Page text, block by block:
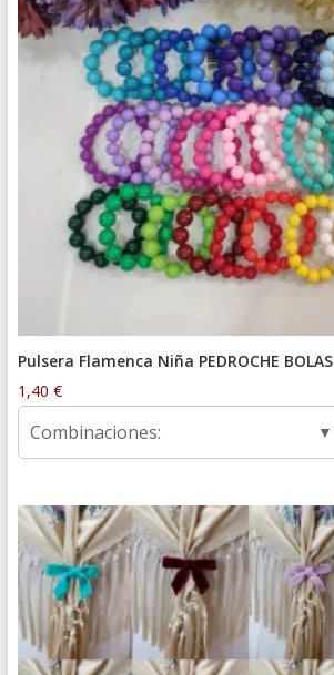
Pulsera Flamenca Niña PEDROCHE BOLAS
1,40 €
Combinaciones: